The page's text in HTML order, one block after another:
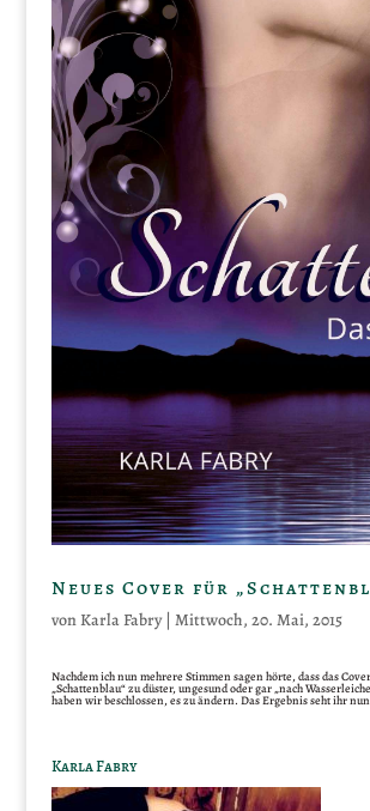
Neues Cover für
vonKarla Fabry| Mittwoch, 20. Mai, 2015
Nachdem ich nun mehrere Stimmen sagen hörte, dass das
„Schattenblau“ zu düster, ungesund oder gar „nach
haben wir beschlossen, es zu ändern. Das Ergebnis seht ihr
Karla Fabry